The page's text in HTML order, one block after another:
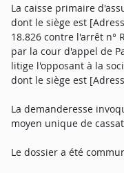
La caisse primaire
dont le siège est
18.826 contre l'arrêt n°
par la cour d'appel de
litige l'opposant à la
dont le siège est
La demanderesse
moyen unique de
Le dossier a été